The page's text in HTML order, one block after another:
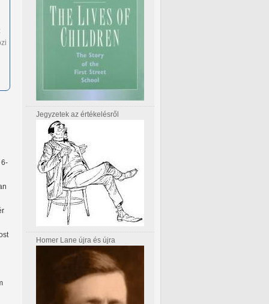
6-
Jegyzetek az értékelésről
Homer Lane újra és újra